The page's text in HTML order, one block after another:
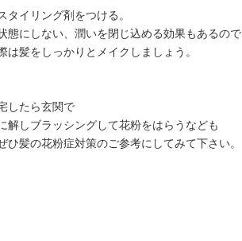
イリング剤をつける。
態にしない、潤いを閉じ込める効果もあるので
は髪をしっかりとメイクしましょう。
したら玄関で
解しブラッシングして花粉をはらうなども
ひ髪の花粉症対策のご参考にしてみて下さい。